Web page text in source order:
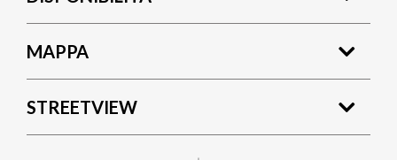
MAPPA
STREETVIEW